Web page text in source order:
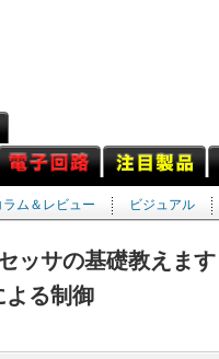
ラム＆レビュー ビジュアル
ッサの基礎教え
よる制御